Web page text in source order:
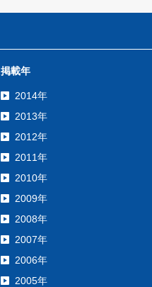
掲載年
2014年
2013年
2012年
2011年
2010年
2009年
2008年
2007年
2006年
2005年